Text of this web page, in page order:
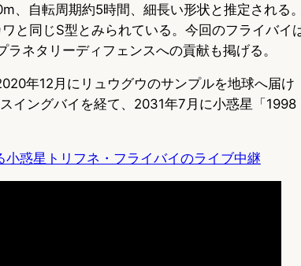
、自転周期約5時間、細長い形状と推定される。
と同じS型とみられている。今回のフライバイ
ネタリーディフェンスへの貢献も掲げる。
年12月にリュウグウのサンプルを地球へ届け
イングバイを経て、2031年7月に小惑星「1998
惑星トリフネ・フライバイのライブ中継